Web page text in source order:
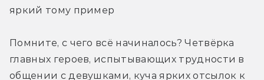
яркий тому пример
Помните, с чего всё начиналось? Четвёрка
главных героев, испытывающих трудности в
общении с девушками, куча ярких отсылок к